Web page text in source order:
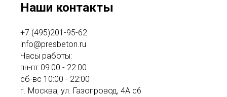
Наши контакты
+7 (495)201-95-62
info@presbeton.ru
Часы работы:
пн-пт 09:00 - 22:00
сб-вс 10:00 - 22:00
г. Москва, ул. Газопровод, 4А с6